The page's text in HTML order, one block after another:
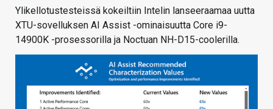
Ylikellotustesteissä kokeiltiin Intelin lanseeraamaa uutta
XTU-sovelluksen AI Assist -ominaisuutta Core i9-
14900K -prosessorilla ja Noctuan NH-D15-coolerilla.